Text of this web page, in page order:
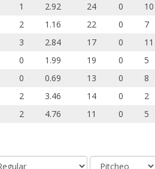
1 2.92 24 0 10
2 1.16 22 0 7
3 2.84 17 0 11
0 1.99 19 0 5
0 0.69 13 0 8
2 3.46 14 0 2
2 4.76 11 0 5